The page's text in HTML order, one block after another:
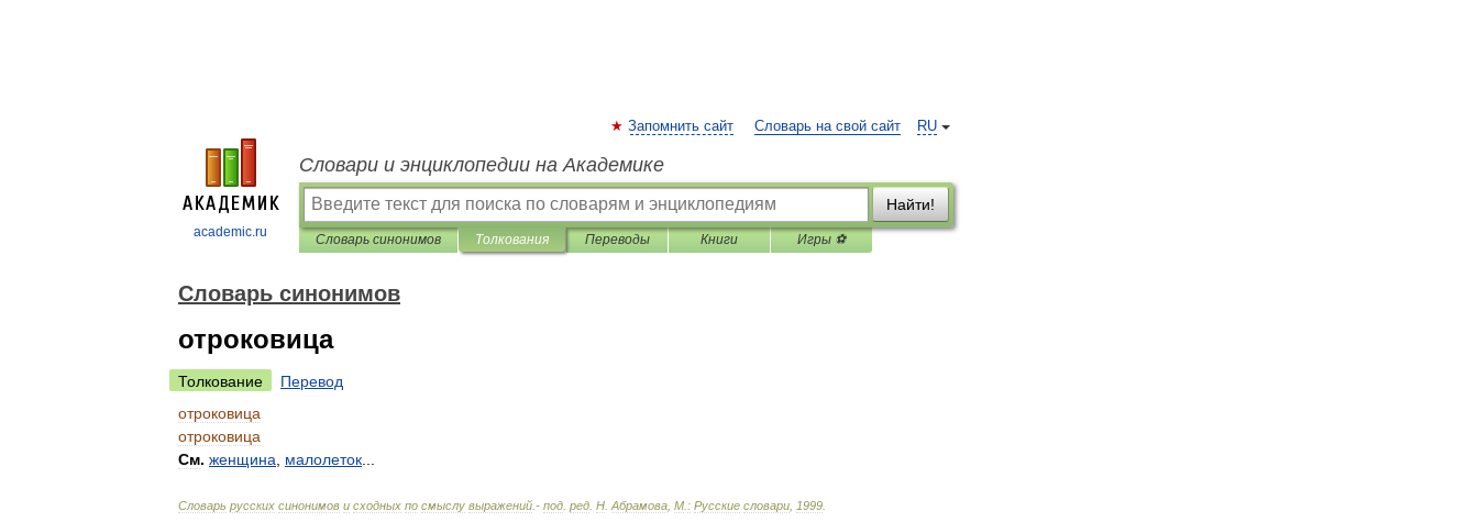
academic.ru
RU
Запомнить сайт Словарь на свой сайт
Словари и энциклопедии на Академике
Найти!
Словарь синонимов Толкования Переводы Книги Игры ⚽
Словарь синонимов
отроковица
Толкование
Перевод
отроковица
отроковица
См. женщина малолеток
Словарь русских синонимов и сходных по смыслу выражений .- под ред Н Абрамова М : Русские словари 1999